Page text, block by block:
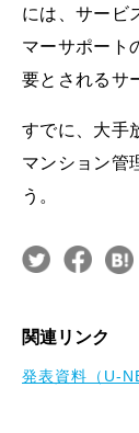
には、サービ
マーサポート
要とされるサ
すでに、大手
マンション管
う。
関連リンク
発表資料（U-